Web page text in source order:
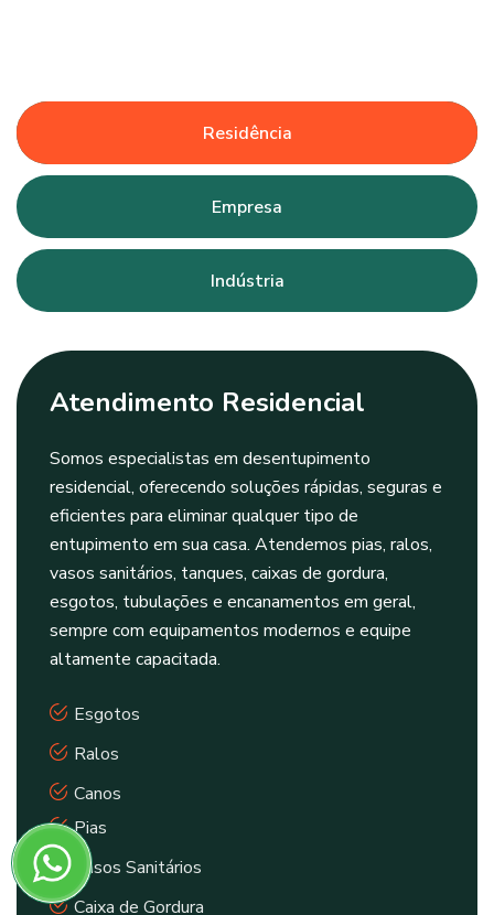
Residência
Empresa
Indústria
Atendimento Residencial
Somos especialistas em desentupimento
residencial, oferecendo soluções rápidas, seguras e
eficientes para eliminar qualquer tipo de
entupimento em sua casa. Atendemos pias, ralos,
vasos sanitários, tanques, caixas de gordura,
esgotos, tubulações e encanamentos em geral,
sempre com equipamentos modernos e equipe
altamente capacitada.
Esgotos
Ralos
Canos
Pias
Vasos Sanitários
Caixa de Gordura